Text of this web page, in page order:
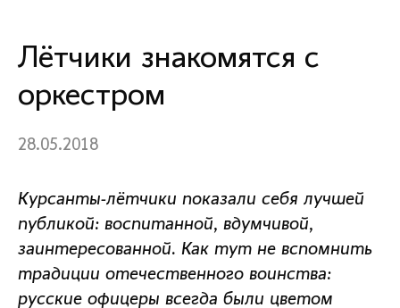
Лётчики знакомятся с
оркестром
28.05.2018
Курсанты-лётчики показали себя лучшей
публикой: воспитанной, вдумчивой,
заинтересованной. Как тут не вспомнить
традиции отечественного воинства:
русские офицеры всегда были цветом